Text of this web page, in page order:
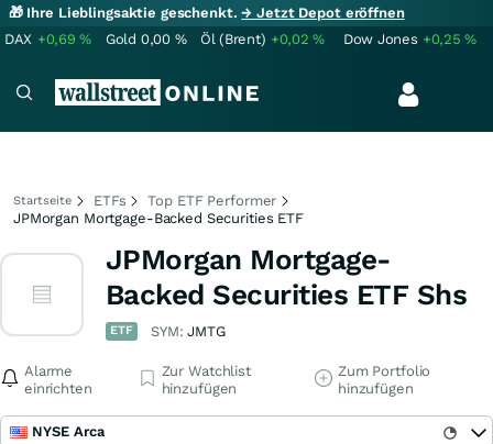
🎁 Ihre Lieblingsaktie geschenkt.→ Jetzt Depot eröffnen
DAX +0,69% Gold 0,00 % Öl (Brent) +0,02% Dow Jones +0,25%
Startseite ETFs
Top ETF Performer
JPMorgan Mortgage-Backed Securities ETF
JPMorgan Mortgage-
Backed Securities ETF Shs
ETF SYM:JMTG
Alarme
einrichten
Zur Watchlist
hinzufügen
Zum Portfolio
hinzufügen
NYSE Arca